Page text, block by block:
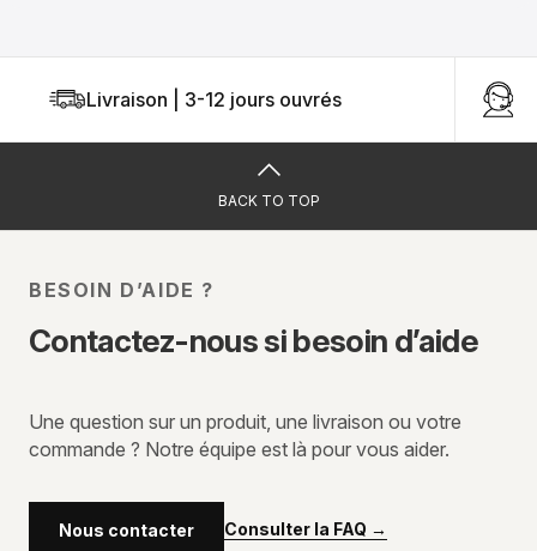
Livraison | 3-12 jours ouvrés
BACK TO TOP
BESOIN D’AIDE ?
Contactez-nous si besoin d’aide
Une question sur un produit, une livraison ou votre
commande ? Notre équipe est là pour vous aider.
Nous contacter Consulter la FAQ →